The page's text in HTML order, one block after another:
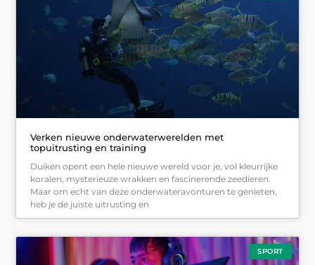
Verken nieuwe onderwaterwerelden met
topuitrusting en training
Duiken opent een hele nieuwe wereld voor je, vol kleurrijke
koralen, mysterieuze wrakken en fascinerende zeedieren.
Maar om echt van deze onderwateravonturen te genieten,
heb je de juiste uitrusting en
SPORT